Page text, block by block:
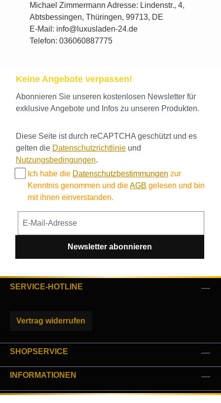
Michael Zimmermann Adresse: Lindenstr., 4,
Abtsbessingen, Thüringen, 99713, DE
E-Mail: info@luxusladen-24.de
Telefon: 036060887775
Keine Angebote verpassen!
Abonnieren Sie unseren kostenlosen Newsletter für
exklusive Angebote und Infos zu unseren Produkten.
Diese Seite ist durch reCAPTCHA geschützt und es
gelten die Datenschutzrichtlinie und
Nutzungsbedingungen.
Ich habe die Datenschutzbestimmungen zur
Kenntnis genommen und dieAGB gelesen und bin
mit ihnen einverstanden.
Newsletter abonnieren
SERVICE-HOTLINE
Vertrag widerrufen
SHOPSERVICE
INFORMATIONEN